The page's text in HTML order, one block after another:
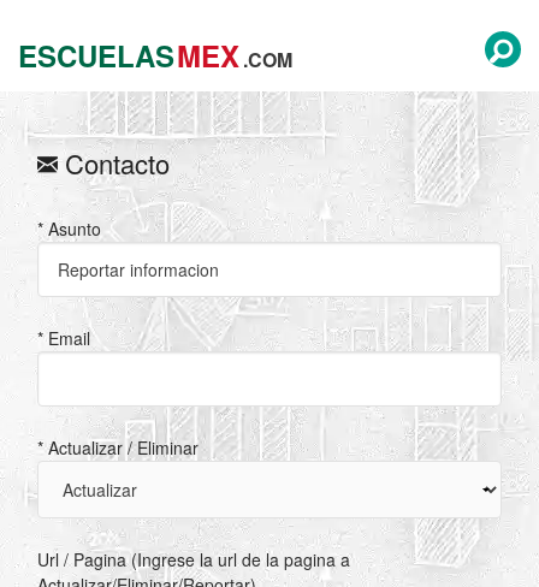
ESCUELASMEX.COM
Contacto
* Asunto
* Email
* Actualizar / Eliminar
Url / Pagina (Ingrese la url de la pagina a